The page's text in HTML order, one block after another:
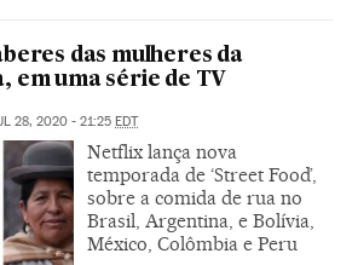
das mulheres da
em uma série de TV
28, 2020 - 21:25 EDT
Netflix lança nova
temporada de ‘Street Food’,
sobre a comida de rua no
Brasil, Argentina, e Bolívia,
México, Colômbia e Peru